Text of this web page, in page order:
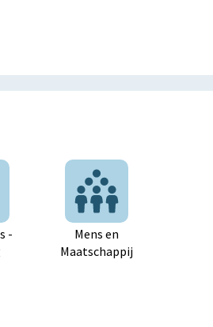
-
Mens en
Maatschappij